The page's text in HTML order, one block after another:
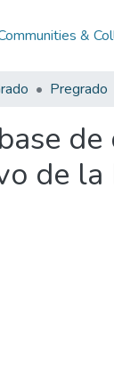
&
Pregrado
de la